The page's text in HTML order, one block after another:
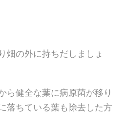
畑の外に持ちだしましょ
ら健全な葉に病原菌が移り
落ちている葉も除去した方